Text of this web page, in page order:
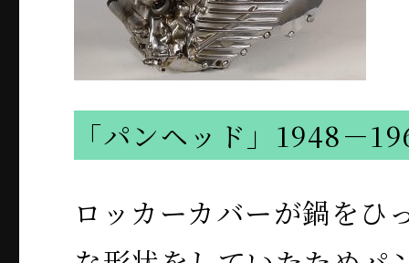
「パンヘッド」1948－
ロッカーカバーが鍋をひ